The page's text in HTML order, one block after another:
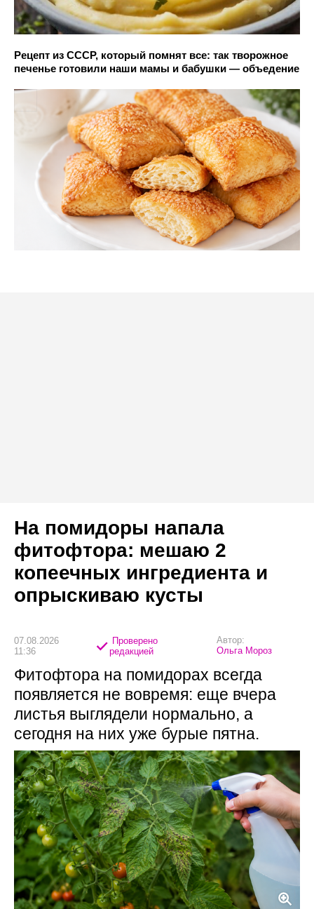
Рецепт из СССР, который помнят все: так творожное
печенье готовили наши мамы и бабушки — объедение
На помидоры напала
фитофтора: мешаю 2
копеечных ингредиента и
опрыскиваю кусты
07.08.2026
11:36
Проверено
редакцией
Автор:
Ольга Мороз
Фитофтора на помидорах всегда
появляется не вовремя: еще вчера
листья выглядели нормально, а
сегодня на них уже бурые пятна.